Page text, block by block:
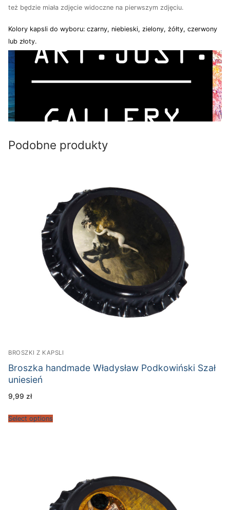
też będzie miała zdjęcie widoczne na pierwszym zdjęciu.
Kolory kapsli do wyboru: czarny, niebieski, zielony, żółty, czerwony
lub złoty.
Podobne produkty
BROSZKI Z KAPSLI
Broszka handmade Władysław Podkowiński Szał
uniesień
9,99 zł
Select options